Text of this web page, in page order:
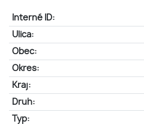
Interné ID:
Ulica:
Obec:
Okres:
Kraj:
Druh:
Typ: